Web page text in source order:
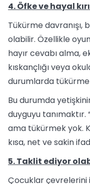
4. Öfke ve hayal
Tükürme davranışı,
olabilir. Özellikle
hayır cevabı alma,
kıskançlığı veya
durumlarda
Bu durumda
duyguyu tanımaktır.
ama tükürmek yok.
kısa, net ve sakin
5. Taklit ediyor
Çocuklar çevrelerini